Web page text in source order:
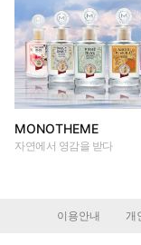
MONOTHEME
자연에서 영감을 받다
이용안내 개